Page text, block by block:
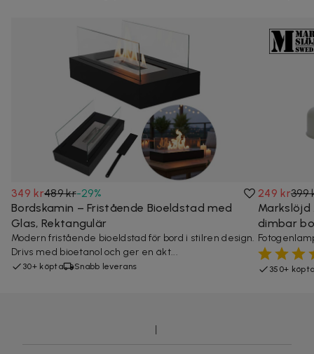
349 kr489 kr-29%
Bordskamin – Fristående Bioeldstad med
Glas, Rektangulär
Modern fristående bioeldstad för bord i stilren design.
Drivs med bioetanol och ger en äkt...
30+ köpta Snabb leverans
249 kr399
dimbar
350+